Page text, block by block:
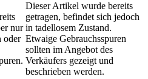
nur
oder
Dieser Artikel wurde bereits
getragen, befindet sich jedoch
in tadellosem Zustand.
Etwaige Gebrauchsspuren
sollten im Angebot des
Verkäufers gezeigt und
beschrieben werden.